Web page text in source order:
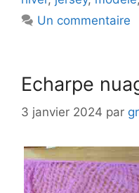
Un commentaire
Echarpe
3 janvier 2024 par